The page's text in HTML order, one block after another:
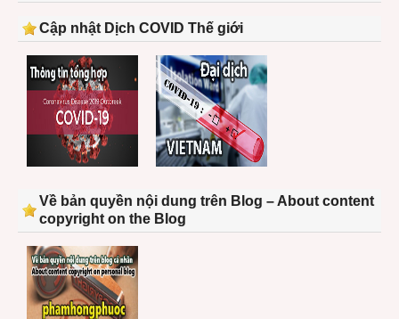
Cập nhật Dịch COVID Thế giới
Về bản quyền nội dung trên Blog – About content
copyright on the Blog